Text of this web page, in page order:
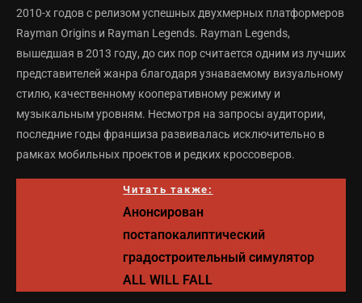
2010-х годов с релизом успешных двухмерных платформеров
Rayman Origins и Rayman Legends. Rayman Legends,
вышедшая в 2013 году, до сих пор считается одним из лучших
представителей жанра благодаря узнаваемому визуальному
стилю, качественному кооперативному режиму и
музыкальным уровням. Несмотря на запросы аудитории,
последние годы франшиза развивалась исключительно в
рамках мобильных проектов и редких кроссоверов.
Читать также:
Анонсирован
постапокалиптический
градостроительный симулятор
ALL WILL FALL